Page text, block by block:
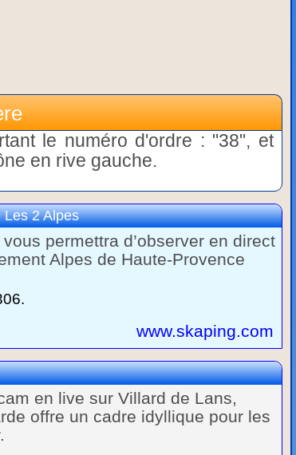
le numéro d'ordre : "38", et
en rive gauche.
Les 2 Alpes
permettra d’observer en direct
Alpes de Haute-Provence
www.skaping.com
en live sur Villard de Lans,
offre un cadre idyllique pour les